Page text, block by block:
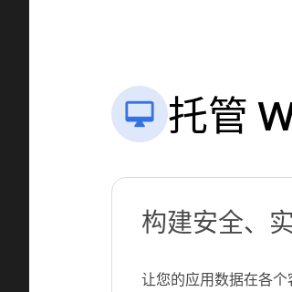
托管
构建安全、
让您的应用数据在各